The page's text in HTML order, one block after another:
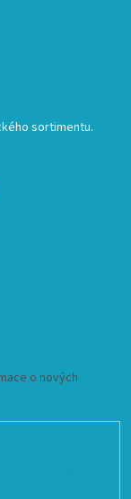
sortimentu.
o nových